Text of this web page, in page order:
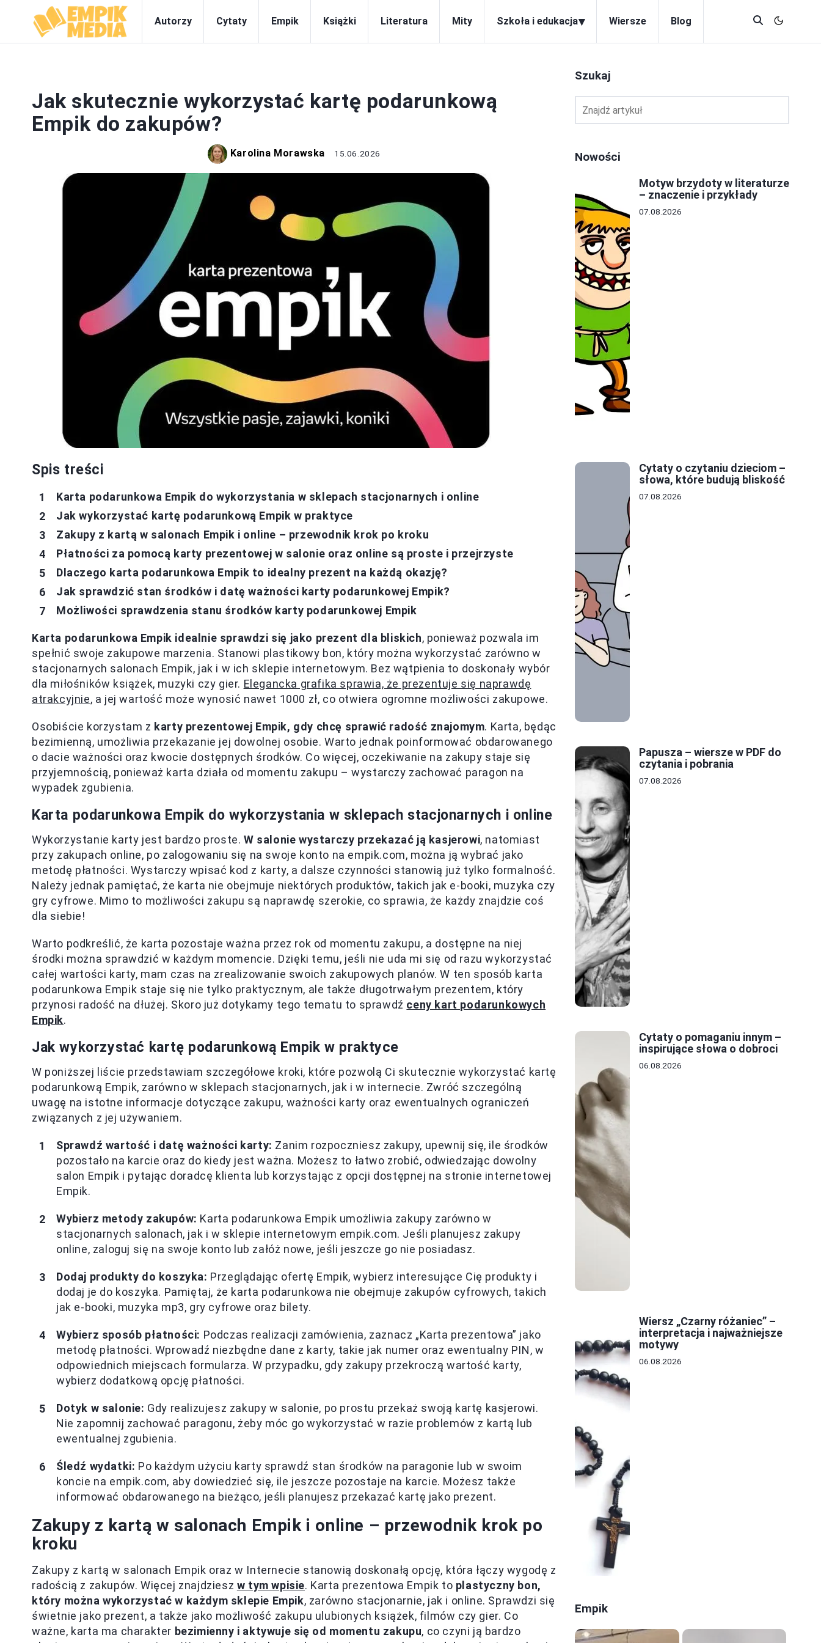
Autorzy Cytaty Empik Książki Literatura Mity Szkoła i edukacja▾ Wiersze Blog
Jak skutecznie wykorzystać kartę podarunkową
Empik do zakupów?
Karolina Morawska 15.06.2026
Spis treści
Karta podarunkowa Empik do wykorzystania w sklepach stacjonarnych i online
Jak wykorzystać kartę podarunkową Empik w praktyce
Zakupy z kartą w salonach Empik i online – przewodnik krok po kroku
Płatności za pomocą karty prezentowej w salonie oraz online są proste i przejrzyste
Dlaczego karta podarunkowa Empik to idealny prezent na każdą okazję?
Jak sprawdzić stan środków i datę ważności karty podarunkowej Empik?
Możliwości sprawdzenia stanu środków karty podarunkowej Empik
Karta podarunkowa Empik idealnie sprawdzi się jako prezent dla bliskich, ponieważ pozwala im
spełnić swoje zakupowe marzenia. Stanowi plastikowy bon, który można wykorzystać zarówno w
stacjonarnych salonach Empik, jak i w ich sklepie internetowym. Bez wątpienia to doskonały wybór
dla miłośników książek, muzyki czy gier. Elegancka grafika sprawia, że prezentuje się naprawdę
atrakcyjnie, a jej wartość może wynosić nawet 1000 zł, co otwiera ogromne możliwości zakupowe.
Osobiście korzystam z karty prezentowej Empik, gdy chcę sprawić radość znajomym. Karta, będąc
bezimienną, umożliwia przekazanie jej dowolnej osobie. Warto jednak poinformować obdarowanego
o dacie ważności oraz kwocie dostępnych środków. Co więcej, oczekiwanie na zakupy staje się
przyjemnością, ponieważ karta działa od momentu zakupu – wystarczy zachować paragon na
wypadek zgubienia.
Karta podarunkowa Empik do wykorzystania w sklepach stacjonarnych i online
Wykorzystanie karty jest bardzo proste. W salonie wystarczy przekazać ją kasjerowi, natomiast
przy zakupach online, po zalogowaniu się na swoje konto na empik.com, można ją wybrać jako
metodę płatności. Wystarczy wpisać kod z karty, a dalsze czynności stanowią już tylko formalność.
Należy jednak pamiętać, że karta nie obejmuje niektórych produktów, takich jak e-booki, muzyka czy
gry cyfrowe. Mimo to możliwości zakupu są naprawdę szerokie, co sprawia, że każdy znajdzie coś
dla siebie!
Warto podkreślić, że karta pozostaje ważna przez rok od momentu zakupu, a dostępne na niej
środki można sprawdzić w każdym momencie. Dzięki temu, jeśli nie uda mi się od razu wykorzystać
całej wartości karty, mam czas na zrealizowanie swoich zakupowych planów. W ten sposób karta
podarunkowa Empik staje się nie tylko praktycznym, ale także długotrwałym prezentem, który
przynosi radość na dłużej. Skoro już dotykamy tego tematu to sprawdź ceny kart podarunkowych
Empik.
Jak wykorzystać kartę podarunkową Empik w praktyce
W poniższej liście przedstawiam szczegółowe kroki, które pozwolą Ci skutecznie wykorzystać kartę
podarunkową Empik, zarówno w sklepach stacjonarnych, jak i w internecie. Zwróć szczególną
uwagę na istotne informacje dotyczące zakupu, ważności karty oraz ewentualnych ograniczeń
związanych z jej używaniem.
Sprawdź wartość i datę ważności karty: Zanim rozpoczniesz zakupy, upewnij się, ile środków
pozostało na karcie oraz do kiedy jest ważna. Możesz to łatwo zrobić, odwiedzając dowolny
salon Empik i pytając doradcę klienta lub korzystając z opcji dostępnej na stronie internetowej
Empik.
Wybierz metody zakupów: Karta podarunkowa Empik umożliwia zakupy zarówno w
stacjonarnych salonach, jak i w sklepie internetowym empik.com. Jeśli planujesz zakupy
online, zaloguj się na swoje konto lub załóż nowe, jeśli jeszcze go nie posiadasz.
Dodaj produkty do koszyka: Przeglądając ofertę Empik, wybierz interesujące Cię produkty i
dodaj je do koszyka. Pamiętaj, że karta podarunkowa nie obejmuje zakupów cyfrowych, takich
jak e-booki, muzyka mp3, gry cyfrowe oraz bilety.
Wybierz sposób płatności: Podczas realizacji zamówienia, zaznacz „Karta prezentowa” jako
metodę płatności. Wprowadź niezbędne dane z karty, takie jak numer oraz ewentualny PIN, w
odpowiednich miejscach formularza. W przypadku, gdy zakupy przekroczą wartość karty,
wybierz dodatkową opcję płatności.
Dotyk w salonie: Gdy realizujesz zakupy w salonie, po prostu przekaż swoją kartę kasjerowi.
Nie zapomnij zachować paragonu, żeby móc go wykorzystać w razie problemów z kartą lub
ewentualnej zgubienia.
Śledź wydatki: Po każdym użyciu karty sprawdź stan środków na paragonie lub w swoim
koncie na empik.com, aby dowiedzieć się, ile jeszcze pozostaje na karcie. Możesz także
informować obdarowanego na bieżąco, jeśli planujesz przekazać kartę jako prezent.
Zakupy z kartą w salonach Empik i online – przewodnik krok po
kroku
Zakupy z kartą w salonach Empik oraz w Internecie stanowią doskonałą opcję, która łączy wygodę z
radością z zakupów. Więcej znajdziesz w tym wpisie. Karta prezentowa Empik to plastyczny bon,
który można wykorzystać w każdym sklepie Empik, zarówno stacjonarnie, jak i online. Sprawdzi się
świetnie jako prezent, a także jako możliwość zakupu ulubionych książek, filmów czy gier. Co
ważne, karta ma charakter bezimienny i aktywuje się od momentu zakupu, co czyni ją bardzo
Szukaj
Nowości
Motyw brzydoty w literaturze
– znaczenie i przykłady
07.08.2026
Cytaty o czytaniu dzieciom –
słowa, które budują bliskość
07.08.2026
Papusza – wiersze w PDF do
czytania i pobrania
07.08.2026
Cytaty o pomaganiu innym –
inspirujące słowa o dobroci
06.08.2026
Wiersz „Czarny różaniec” –
interpretacja i najważniejsze
motywy
06.08.2026
Empik